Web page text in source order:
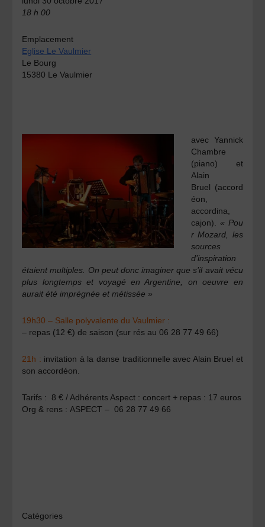
18 h 00
Emplacement
Eglise Le Vaulmier
Le Bourg
15380 Le Vaulmier
avec Yannick
Chambre
(piano) et
Alain
Bruel (accord
éon,
accordina,
cajon). « Pou
r Mozard, les
sources
d’inspiration
étaient multiples. On peut donc imaginer que s’il avait vécu
plus longtemps et voyagé en Argentine, on oeuvre en
aurait été imprégnée et métissée »
19h30 – Salle polyvalente du Vaulmier :
– repas (12 €) de saison (sur rés au 06 28 77 49 66)
21h : invitation à la danse traditionnelle avec Alain Bruel et
son accordéon.
Tarifs : 8 € / Adhérents Aspect : concert + repas : 17 euros
Org & rens :ASPECT – 06 28 77 49 66
Catégories